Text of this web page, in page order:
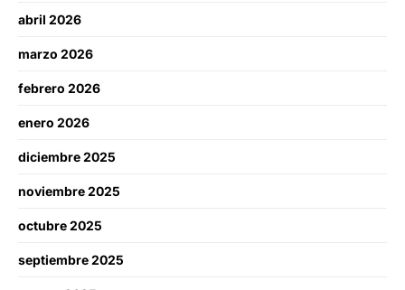
abril 2026
marzo 2026
febrero 2026
enero 2026
diciembre 2025
noviembre 2025
octubre 2025
septiembre 2025